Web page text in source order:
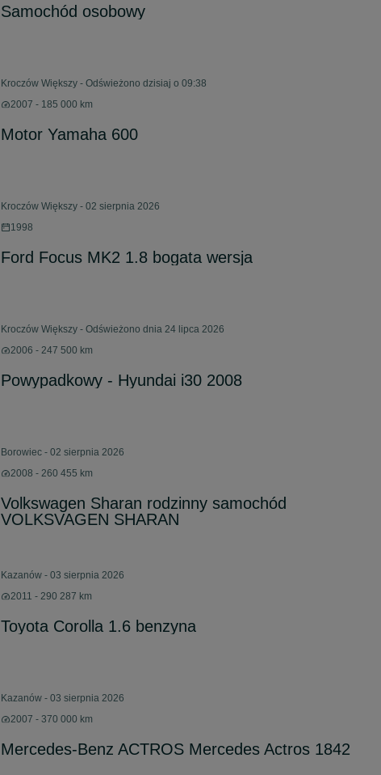
Samochód osobowy
Kroczów Większy - Odświeżono dzisiaj o 09:38
2007 - 185 000 km
Motor Yamaha 600
Kroczów Większy - 02 sierpnia 2026
1998
Ford Focus MK2 1.8 bogata wersja
Kroczów Większy - Odświeżono dnia 24 lipca 2026
2006 - 247 500 km
Powypadkowy - Hyundai i30 2008
Borowiec - 02 sierpnia 2026
2008 - 260 455 km
Volkswagen Sharan rodzinny samochód
VOLKSVAGEN SHARAN
Kazanów - 03 sierpnia 2026
2011 - 290 287 km
Toyota Corolla 1.6 benzyna
Kazanów - 03 sierpnia 2026
2007 - 370 000 km
Mercedes-Benz ACTROS Mercedes Actros 1842